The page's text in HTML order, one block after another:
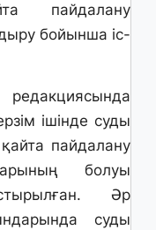
пайдалану
бойынша іс-
ішінде суды
пайдалану
болуы
Әр
суды